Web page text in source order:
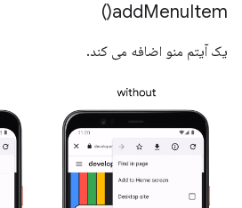
addMenuItem(
)
یک آیتم منو اضافه می کند.